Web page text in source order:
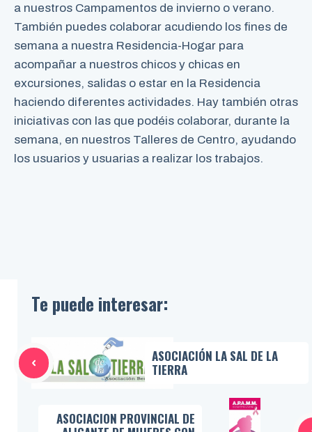
a nuestros Campamentos de invierno o verano.
También puedes colaborar acudiendo los fines de
semana a nuestra Residencia-Hogar para
acompañar a nuestros chicos y chicas en
excursiones, salidas o estar en la Residencia
haciendo diferentes actividades. Hay también otras
iniciativas con las que podéis colaborar, durante la
semana, en nuestros Talleres de Centro, ayudando
los usuarios y usuarias a realizar los trabajos.
Te puede interesar:
ASOCIACIÓN LA SAL DE LA
TIERRA
ASOCIACION PROVINCIAL DE